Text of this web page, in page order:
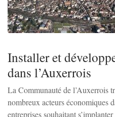
Chitry-le-Fort
Escamps
Escolives-Ste-
Installer et
dans l’Auxerrois
La Communauté de l’Auxerrois
nombreux acteurs économiques
entreprises souhaitant